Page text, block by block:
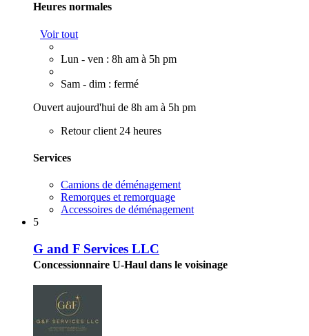
Heures normales
Voir tout
Lun - ven : 8h am à 5h pm
Sam - dim : fermé
Ouvert aujourd'hui de 8h am à 5h pm
Retour client 24 heures
Services
Camions de déménagement
Remorques et remorquage
Accessoires de déménagement
5
G and F Services LLC
Concessionnaire U-Haul dans le voisinage